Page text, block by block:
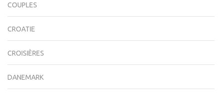
COUPLES
CROATIE
CROISIÈRES
DANEMARK